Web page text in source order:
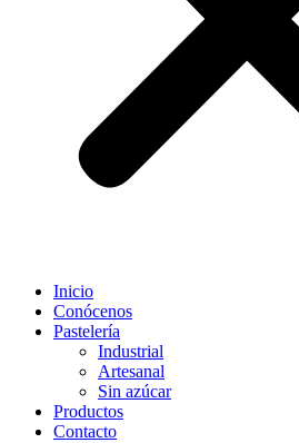
Inicio
Conócenos
Pastelería
Industrial
Artesanal
Sin azúcar
Productos
Contacto